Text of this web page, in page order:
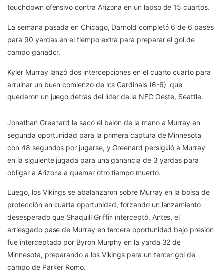
touchdown ofensivo contra Arizona en un lapso de 15 cuartos.
La semana pasada en Chicago, Darnold completó 6 de 6 pases
para 90 yardas en el tiempo extra para preparar el gol de
campo ganador.
Kyler Murray lanzó dos intercepciones en el cuarto cuarto para
arruinar un buen comienzo de los Cardinals (6-6), que
quedaron un juego detrás del líder de la NFC Oeste, Seattle.
Jonathan Greenard le sacó el balón de la mano a Murray en
segunda oportunidad para la primera captura de Minnesota
con 48 segundos por jugarse, y Greenard persiguió a Murray
en la siguiente jugada para una ganancia de 3 yardas para
obligar a Arizona a quemar otro tiempo muerto.
Luego, los Vikings se abalanzaron sobre Murray en la bolsa de
protección en cuarta oportunidad, forzando un lanzamiento
desesperado que Shaquill Griffin interceptó. Antes, el
arriesgado pase de Murray en tercera oportunidad bajo presión
fue interceptado por Byron Murphy en la yarda 32 de
Minnesota, preparando a los Vikings para un tercer gol de
campo de Parker Romo.